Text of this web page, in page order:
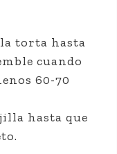
torta hasta
cuando
60-70
hasta que